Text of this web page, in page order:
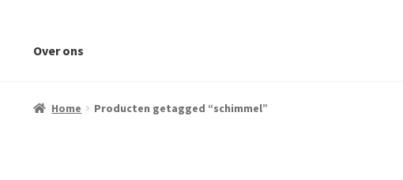
Over ons
Home Producten getagged “schimmel”